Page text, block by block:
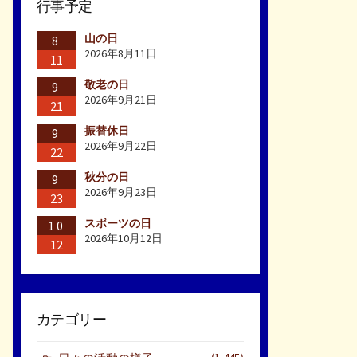
行事予定
8
11
山の日
2026年8月11日
9
21
敬老の日
2026年9月21日
9
22
振替休日
2026年9月22日
9
23
秋分の日
2026年9月23日
10
12
スポーツの日
2026年10月12日
カテゴリー